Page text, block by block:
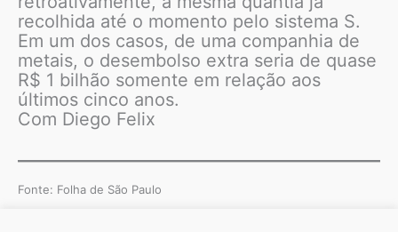
recolhida até o momento pelo sistema S.
Em um dos casos, de uma companhia de
metais, o desembolso extra seria de quase
R$ 1 bilhão somente em relação aos
últimos cinco anos.
Com Diego Felix
Fonte: Folha de São Paulo